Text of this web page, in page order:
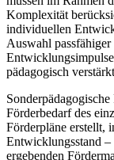
Komplexität
individuellen
Auswahl
pädagogisch
Förderbedarf des
Förderpläne erstellt,
Entwicklungsstand
ergebenden